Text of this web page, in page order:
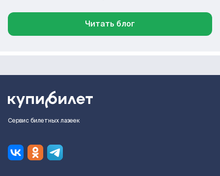
Читать блог
Сервис билетных лазеек